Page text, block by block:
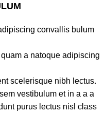
convallis bulum
a natoque adipiscing
scelerisque nibh lectus.
vestibulum et in a a a
purus lectus nisl class